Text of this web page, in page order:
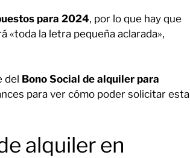
para 2024, por lo que hay que
«toda la letra pequeña aclarada»,
del Bono Social de alquiler para
para ver cómo poder solicitar esta
alquiler en